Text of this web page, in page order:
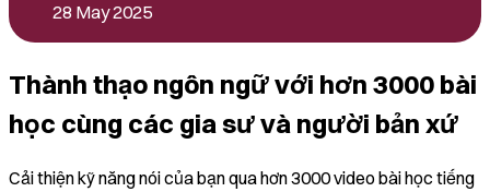
28 May 2025
Thành thạo ngôn ngữ với hơn 3000 bài
học cùng các gia sư và người bản xứ
Cải thiện kỹ năng nói của bạn qua hơn 3000 video bài học tiếng